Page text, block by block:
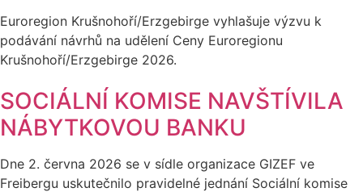
Euroregion Krušnohoří/Erzgebirge vyhlašuje výzvu k
podávání návrhů na udělení Ceny Euroregionu
Krušnohoří/Erzgebirge 2026.
SOCIÁLNÍ KOMISE NAVŠTÍVILA
NÁBYTKOVOU BANKU
Dne 2. června 2026 se v sídle organizace GIZEF ve
Freibergu uskutečnilo pravidelné jednání Sociální komise